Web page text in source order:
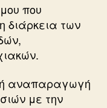
που
διάρκεια των
αναπαραγωγή
με την